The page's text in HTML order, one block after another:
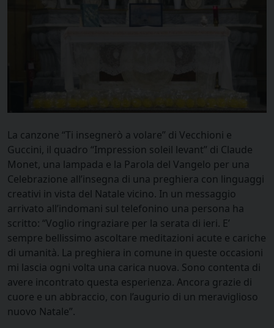
La canzone “Ti insegnerò a volare” di Vecchioni e
Guccini, il quadro “Impression soleil levant” di Claude
Monet, una lampada e la Parola del Vangelo per una
Celebrazione all’insegna di una preghiera con linguaggi
creativi in vista del Natale vicino. In un messaggio
arrivato all’indomani sul telefonino una persona ha
scritto: “Voglio ringraziare per la serata di ieri. E’
sempre bellissimo ascoltare meditazioni acute e cariche
di umanità. La preghiera in comune in queste occasioni
mi lascia ogni volta una carica nuova. Sono contenta di
avere incontrato questa esperienza. Ancora grazie di
cuore e un abbraccio, con l’augurio di un meraviglioso
nuovo Natale”.